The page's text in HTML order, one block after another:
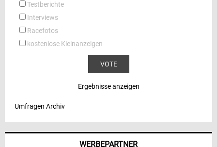
Testberichte
Interviews
Racefotos
kostenlose Kleinanzeigen
Ergebnisse anzeigen
Umfragen Archiv
WERBEPARTNER